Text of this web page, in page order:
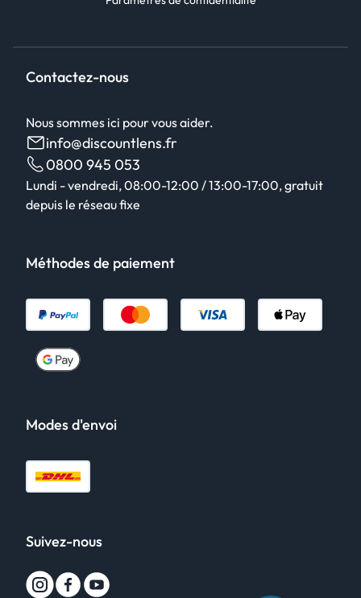
Contactez-nous
Nous sommes ici pour vous aider.
info@discountlens.fr
0800 945 053
Lundi - vendredi, 08:00-12:00 / 13:00-17:00, gratuit
depuis le réseau fixe
Méthodes de paiement
Modes d'envoi
Suivez-nous